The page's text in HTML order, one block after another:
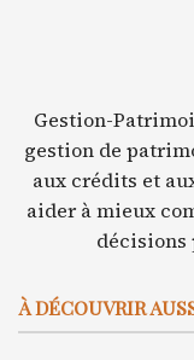
Gestion-
gestion de
aux crédits et
aider à mieux
décisions
À DÉCOUVRIR